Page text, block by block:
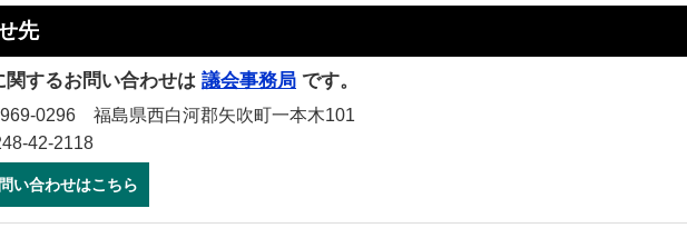
先
関するお問い合わせは 議会事務局 です。
0296 福島県西白河郡矢吹町一本木101
42-2118
い合わせはこちら